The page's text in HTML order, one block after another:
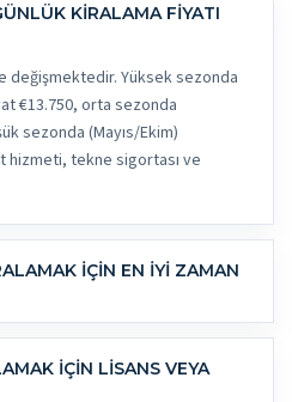
değişmektedir. Yüksek sezonda
€13.750, orta sezonda
sezonda (Mayıs/Ekim)
hizmeti, tekne sigortası ve